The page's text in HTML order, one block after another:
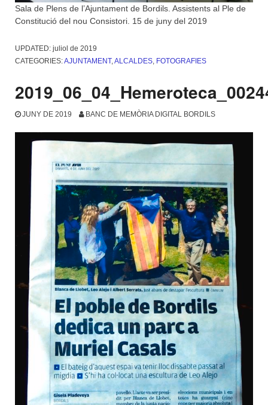
Sala de Plens de l’Ajuntament de Bordils. Assistents al Ple de
Constitució del nou Consistori. 15 de juny del 2019
UPDATED: juliol de 2019
CATEGORIES:AJUNTAMENT,ALCALDES, FOTOGRAFIES
JUNY DE 2019 BANC DE MEMÒRIA DIGITAL BORDILS